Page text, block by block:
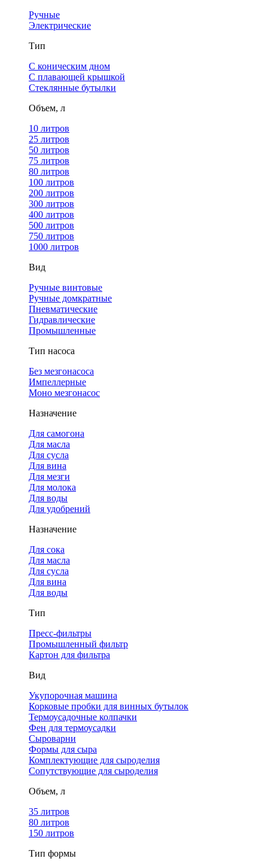
Ручные
Электрические
Тип
С коническим дном
С плавающей крышкой
Стеклянные бутылки
Объем, л
10 литров
25 литров
50 литров
75 литров
80 литров
100 литров
200 литров
300 литров
400 литров
500 литров
750 литров
1000 литров
Вид
Ручные винтовые
Ручные домкратные
Пневматические
Гидравлические
Промышленные
Тип насоса
Без мезгонасоса
Импеллерные
Моно мезгонасос
Назначение
Для самогона
Для масла
Для сусла
Для вина
Для мезги
Для молока
Для воды
Для удобрений
Назначение
Для сока
Для масла
Для сусла
Для вина
Для воды
Тип
Пресс-фильтры
Промышленный фильтр
Картон для фильтра
Вид
Укупорочная машина
Корковые пробки для винных бутылок
Термоусадочные колпачки
Фен для термоусадки
Сыроварни
Формы для сыра
Комплектующие для сыроделия
Сопутствующие для сыроделия
Объем, л
35 литров
80 литров
150 литров
Тип формы